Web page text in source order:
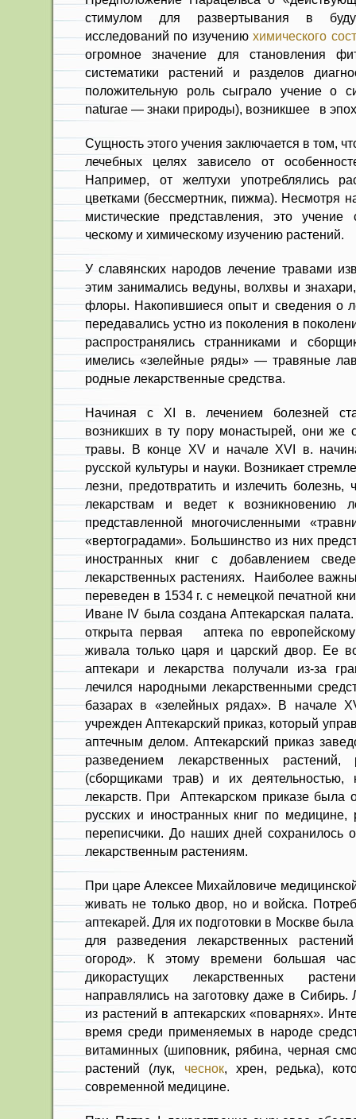
стимулом для развер­тывания в
исследований по изучениюхимического
огромное значение для становления
систематики растений и разделов
положительную роль сыграло учение о
naturae — знаки природы), возникшее в
Сущность этого учения заключа­ется в том,
лечебных целях зависело от
Например, от желтухи употреблялись
цветками (бессмертник, пижма). Несмотря
мистические представления, это учение
ческому и химическому изучению рас­тений.
У славянских народов лечение травами
этим занимались ведуны, волхвы и
флоры. Накопившиеся опыт и сведения о
передавались устно из поколения в
распространялись странниками и
имелись «зелейные ряды» — травяные
родные лекарственные средства.
Начиная с XI в. лечением болезней
возникших в ту пору монастырей, они же
травы. В конце XV и начале XVI в.
русской культуры и науки. Воз­никает
лезни, предотвратить и излечить болезнь,
лекарствам и ведет к возникновению
представленной многочисленными
«вертоградами». Большин­ство из них
иностранных книг с добавлением
лекарствен­ных растениях. Наиболее
переведен в 1534 г. с немецкой печатной
Иване IV была создана Аптекарская
открыта первая аптека по
живала только царя и царский двор. Ее
аптекари и лекарства получали из-за
лечился народными лекарственными
базарах в «зелейных рядах». В
учрежден Аптекарский приказ, кото­рый
ап­течным делом. Аптекарский приказ
разведе­нием лекарственных растений,
(сборщиками трав) и их деятельностью,
лекарств. При Аптекарском при­казе была
русских и иностранных книг по меди­цине,
перепис­чики. До наших дней сохранилось
лекарственным растениям.
При царе Алексее Михайловиче
живать не только двор, но и войска.
аптека­рей. Для их подготовки в Москве
для раз­ведения лекарственных
огород». К этому времени большая
дикорастущих лекарственных
направлялись на заготовку даже в Сибирь.
из растений в аптекар­ских «поварнях».
время среди применяемых в народе
витаминных (шиповник, рябина, чер­ная
расте­ний (лук, чеснок, хрен, редька),
современной ме­дицине.